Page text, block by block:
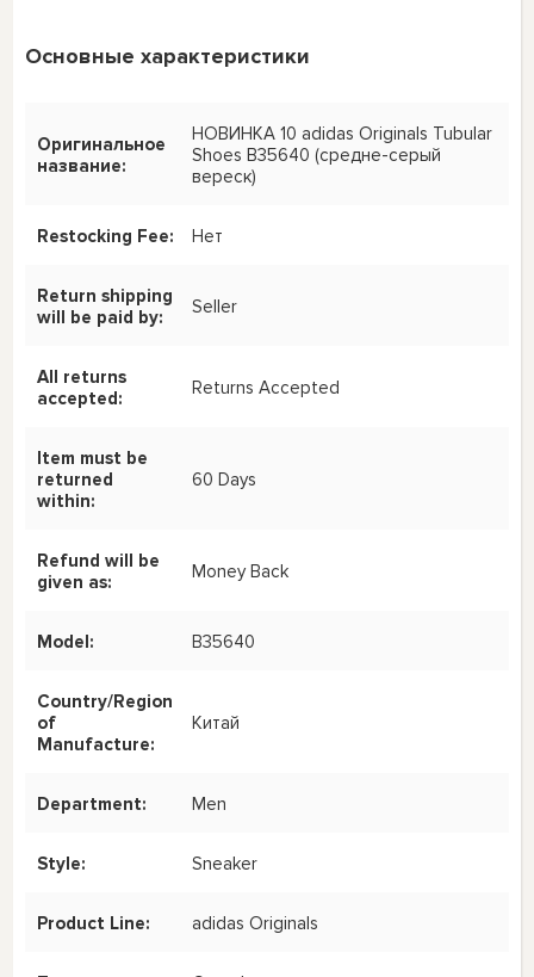
Основные характеристики
Оригинальное
название:
НОВИНКА 10 adidas Originals Tubular
Shoes B35640 (средне-серый
вереск)
Restocking Fee: Нет
Return shipping
will be paid by:
Seller
All returns
accepted:
Returns Accepted
Item must be
returned
within:
60 Days
Refund will be
given as:
Money Back
Model: B35640
Country/Region
of
Manufacture:
Китай
Department: Men
Style: Sneaker
Product Line: adidas Originals